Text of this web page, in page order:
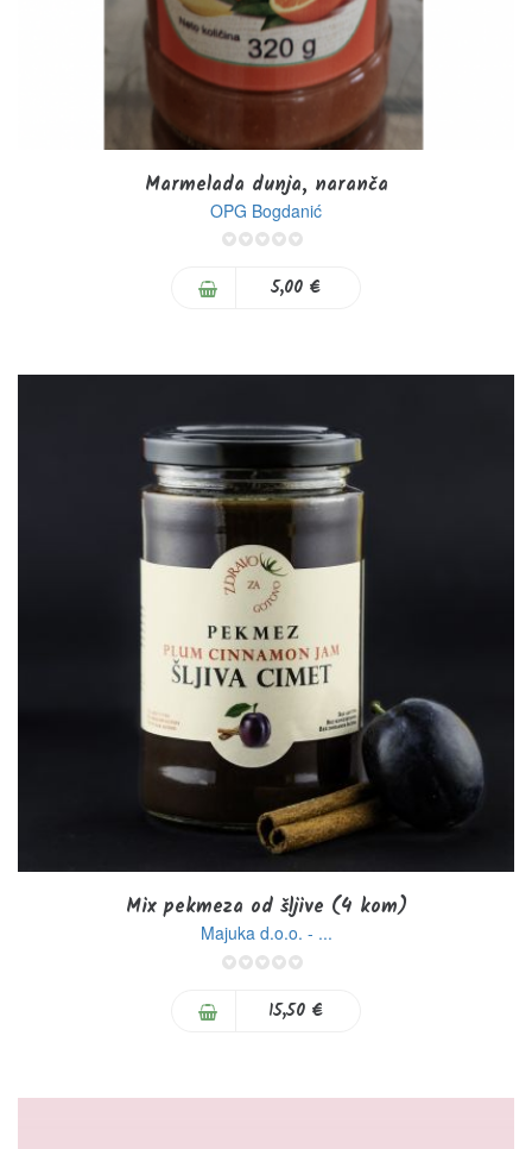
Marmelada dunja, naranča
OPG Bogdanić
5,00 €
Mix pekmeza od šljive (4 kom)
Majuka d.o.o. - ...
15,50 €